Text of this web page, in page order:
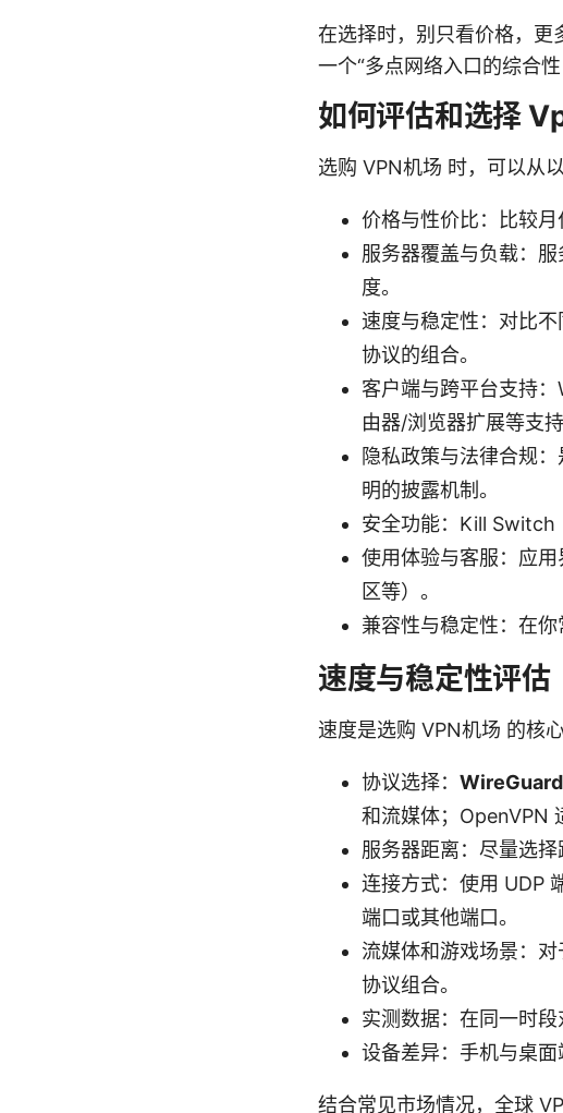
在选择时，别只看价格，更
一个“多点网络入口的综合
如何评估和选择
选购 VPN机场 时，可以从
价格与性价比：比较月
服务器覆盖与负载：
度。
速度与稳定性：对比
协议的组合。
客户端与跨平台支持
由器/浏览器扩展等支持
隐私政策与法律合规
明的披露机制。
安全功能：Kill Switch
使用体验与客服：应
区等）。
兼容性与稳定性：在
速度与稳定性评估
速度是选购 VPN机场 的核
协议选择： WireGuard
和流媒体；OpenVPN
服务器距离：尽量选择
连接方式：使用 UDP
端口或其他端口。
流媒体和游戏场景：
协议组合。
实测数据：在同一时
设备差异：手机与桌面
结合常见市场情况，全球